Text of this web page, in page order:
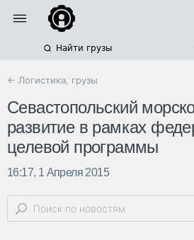
Найти грузы
← Логистика, грузы
Севастопольский
развитие в рамках
целевой программы
16:17, 1 Апреля 2015